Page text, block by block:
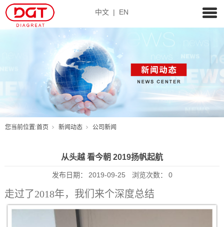
中文 | EN
您当前位置:首页 新闻动态 公司新闻
从头越 看今朝 2019扬帆起航
发布日期： 2019-09-25 浏览次数： 0
走过了2018年，我们来个深度总结